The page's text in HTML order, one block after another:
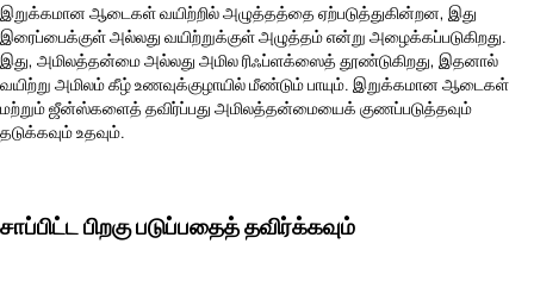
இறுக்கமான ஆடைகள் வயிற்றில் அழுத்தத்தை ஏற்படுத்துகின்றன, இது
இரைப்பைக்குள் அல்லது வயிற்றுக்குள் அழுத்தம் என்று அழைக்கப்படுகிறது.
இது, அமிலத்தன்மை அல்லது அமில ரிஃப்ளக்ஸைத் தூண்டுகிறது, இதனால்
வயிற்று அமிலம் கீழ் உணவுக்குழாயில் மீண்டும் பாயும். இறுக்கமான ஆடைகள்
மற்றும் ஜீன்ஸ்களைத் தவிர்ப்பது அமிலத்தன்மையைக் குணப்படுத்தவும்
தடுக்கவும் உதவும்.
சாப்பிட்ட பிறகு படுப்பதைத் தவிர்க்கவும்